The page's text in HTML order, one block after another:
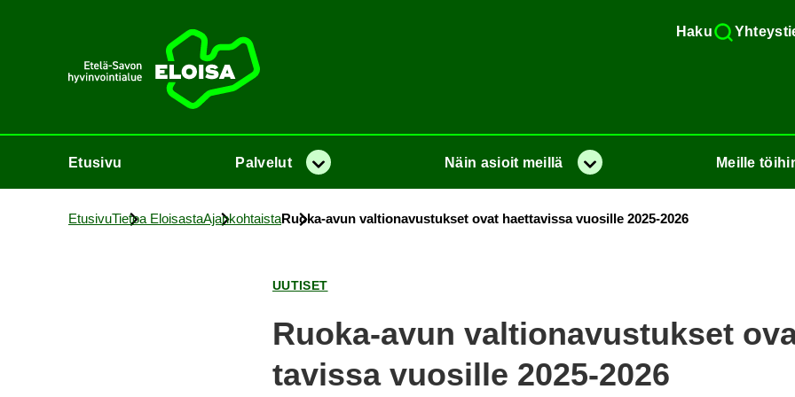
Haku
Etusi­vu
Etusi­vu Pal­ve­lut Va­lik­ko Näin asioit meil­lä Va­lik­ko Meil­le
Etusi­vuTie­toa Eloi­sas­taAjan­koh­tais­taRuoka-​avun val­tio­na­vus­tuk­set ovat haet­ta­vis­sa vuo­sil­le 2025-2026
UU­TI­SET
Ruoka-​avun val­tio­na­vus­tuk­set
ta­vis­sa vuo­sil­le 2025-2026